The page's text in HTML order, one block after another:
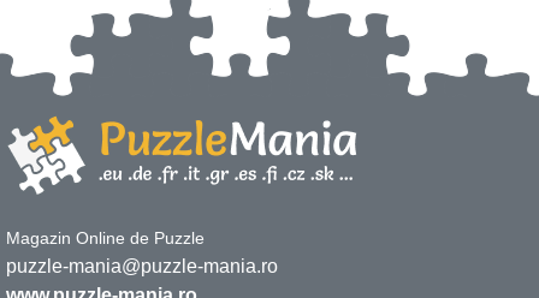
Magazin Online de Puzzle
puzzle-mania@puzzle-mania.ro